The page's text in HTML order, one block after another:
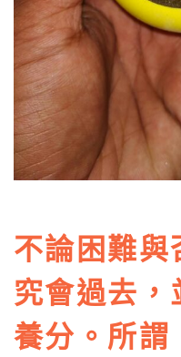
不論困難與
究會過去，
養分。所謂